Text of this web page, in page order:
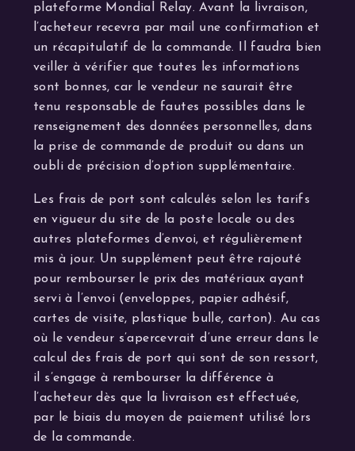
plateforme Mondial Relay. Avant la livraison,
l’acheteur recevra par mail une confirmation et
un récapitulatif de la commande. Il faudra bien
veiller à vérifier que toutes les informations
sont bonnes, car le vendeur ne saurait être
tenu responsable de fautes possibles dans le
renseignement des données personnelles, dans
la prise de commande de produit ou dans un
oubli de précision d’option supplémentaire.
Les frais de port sont calculés selon les tarifs
en vigueur du site de la poste locale ou des
autres plateformes d’envoi, et régulièrement
mis à jour. Un supplément peut être rajouté
pour rembourser le prix des matériaux ayant
servi à l’envoi (enveloppes, papier adhésif,
cartes de visite, plastique bulle, carton). Au cas
où le vendeur s’apercevrait d’une erreur dans le
calcul des frais de port qui sont de son ressort,
il s’engage à rembourser la différence à
l’acheteur dès que la livraison est effectuée,
par le biais du moyen de paiement utilisé lors
de la commande.